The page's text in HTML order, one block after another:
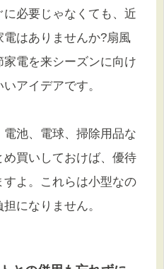
必要じゃなくても、近
はありませんか?扇風
電を来シーズンに向け
アイデアです。
電池、電球、掃除用品な
買いしておけば、優待
よ。これらは小型なの
になりません。